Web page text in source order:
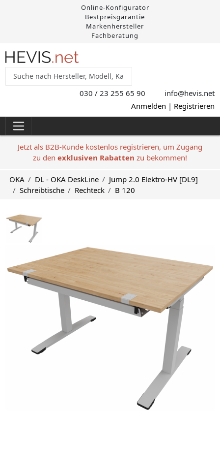
Online-Konfigurator
Bestpreisgarantie
Markenhersteller
Fachberatung
030 / 23 255 65 90 info@hevis.net
Anmelden | Registrieren
Jetzt als B2B-Kunde kostenlos registrieren, um Zugang
zu den exklusiven Rabatten zu bekommen!
OKA DL - OKA DeskLine
Jump 2.0 Elektro-HV [DL9]
Schreibtische
Rechteck B 120